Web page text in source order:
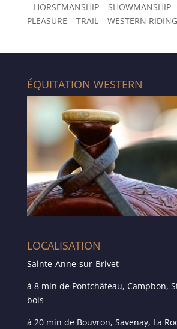
– HORSEMANSHIP – SHOWMANSHIP
PLEASURE – TRAIL – WESTERN RIDING
ÉQUITATION WESTERN
LOCALISATION
Sainte-Anne-sur-Brivet
à 8 min de Pontchâteau, Campbon,
bois
à 20 min de Bouvron, Savenay, La